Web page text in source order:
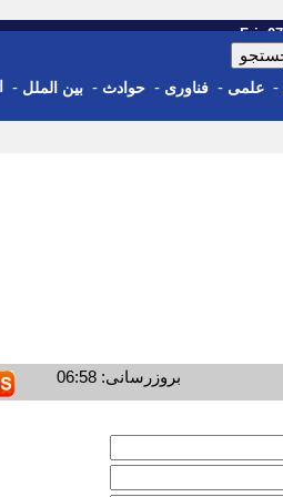
- علمی - فناوری - حوادث - بین الملل -
بروزرسانی: 06:58